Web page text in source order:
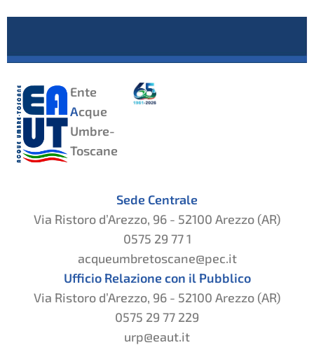
Ente
Acque
Umbre-
Toscane
Sede Centrale
Via Ristoro d’Arezzo, 96 - 52100 Arezzo (AR)
0575 29 77 1
acqueumbretoscane@pec.it
Ufficio Relazione con il Pubblico
Via Ristoro d’Arezzo, 96 - 52100 Arezzo (AR)
0575 29 77 229
urp@eaut.it